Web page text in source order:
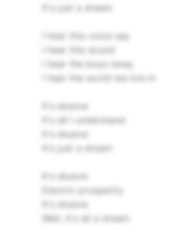
It's just a dream
I hear this voice say
I hear this sound
I hear the boys sway
I hear the world we live in
It's elusive
It's all I understand
It's elusive
It's just a dream
It's elusive
Electric prosperity
It's elusive
Well, it's all a dream